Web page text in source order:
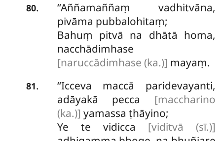
80.
‘‘Aññamaññaṃ vadhitvāna,
pivāma pubbalohitaṃ;
Bahuṃ pitvā na dhātā homa,
nacchādimhase
[naruccādimhase (ka.)] mayaṃ.
81.
‘‘Icceva maccā paridevayanti,
adāyakā pecca [maccharino
(ka.)] yamassa ṭhāyino;
Ye te vidicca [viditvā (sī.)]